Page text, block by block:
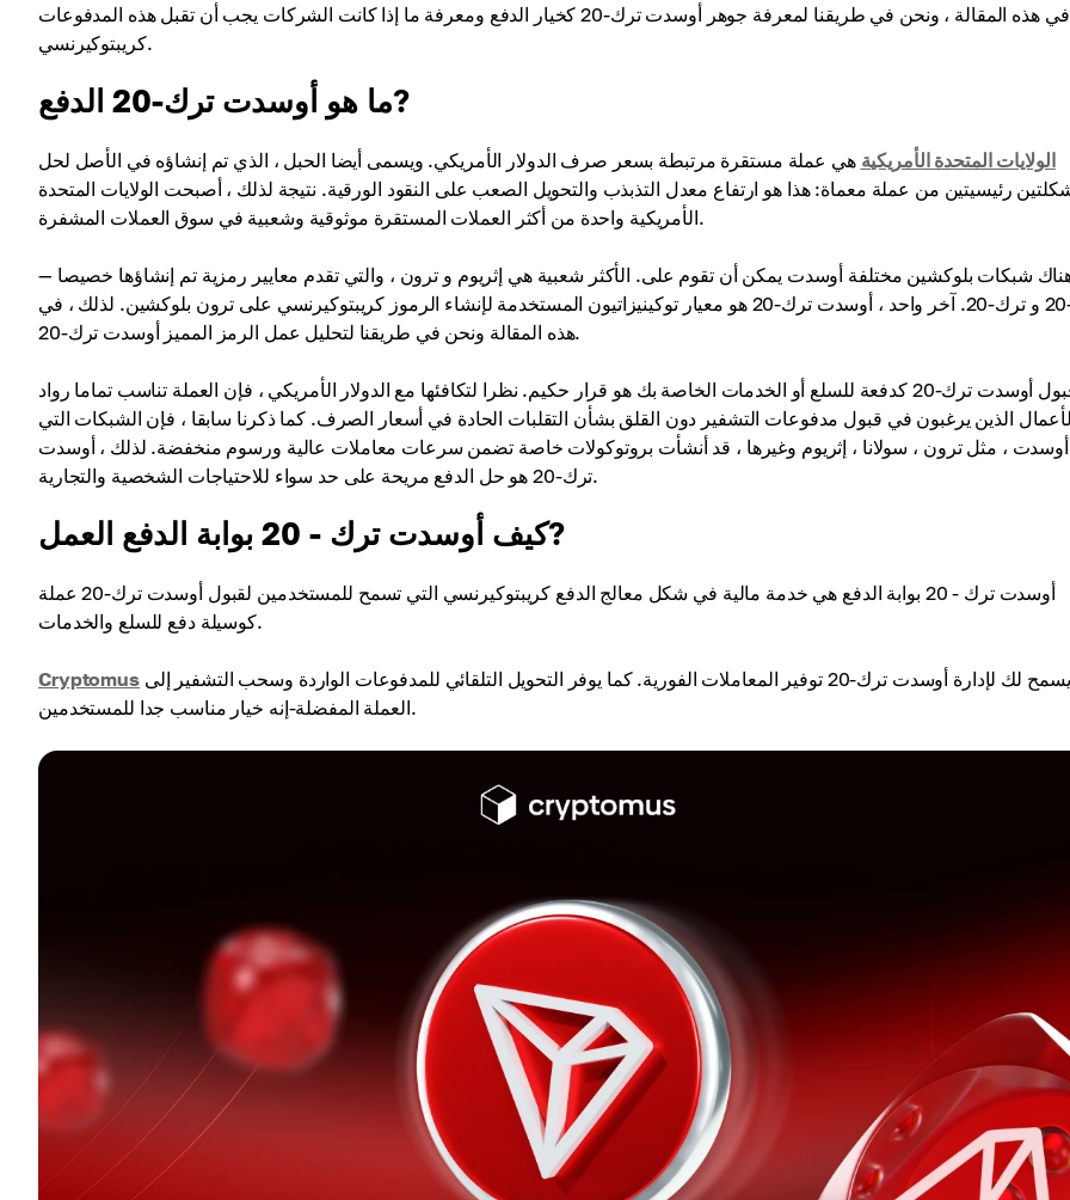
في هذه المقالة ، ونحن في طريقنا لمعرفة جوهر أوسدت ترك-20 كخيار الدفع ومعرفة ما إذا كانت الشركات يجب أن تقبل هذه المدفوعات
كريبتوكيرنسي.
ما هو أوسدت ترك-20 الدفع?
الولايات المتحدة الأمريكية هي عملة مستقرة مرتبطة بسعر صرف الدولار الأمريكي. ويسمى أيضا الحبل ، الذي تم إنشاؤه في الأصل لحل
رئيسيتين من عملة معماة: هذا هو ارتفاع معدل التذبذب والتحويل الصعب على النقود الورقية. نتيجة لذلك ، أصبحت الولايات المتحدة
الأمريكية واحدة من أكثر العملات المستقرة موثوقية وشعبية في سوق العملات المشفرة.
شبكات بلوكشين مختلفة أوسدت يمكن أن تقوم على. الأكثر شعبية هي إثريوم و ترون ، والتي تقدم معايير رمزية تم إنشاؤها خصيصا —
إرك-20 و ترك-20. آخر واحد ، أوسدت ترك-20 هو معيار توكينيزاتيون المستخدمة لإنشاء الرموز كريبتوكيرنسي على ترون بلوكشين. لذلك ، في
هذه المقالة ونحن في طريقنا لتحليل عمل الرمز المميز أوسدت ترك-20.
قبول أوسدت ترك-20 كدفعة للسلع أو الخدمات الخاصة بك هو قرار حكيم. نظرا لتكافئها مع الدولار الأمريكي ، فإن العملة تناسب تماما رواد
الذين يرغبون في قبول مدفوعات التشفير دون القلق بشأن التقلبات الحادة في أسعار الصرف. كما ذكرنا سابقا ، فإن الشبكات التي
، مثل ترون ، سولانا ، إثريوم وغيرها ، قد أنشأت بروتوكولات خاصة تضمن سرعات معاملات عالية ورسوم منخفضة. لذلك ، أوسدت
ترك-20 هو حل الدفع مريحة على حد سواء للاحتياجات الشخصية والتجارية.
كيف أوسدت ترك - 20 بوابة الدفع العمل?
أوسدت ترك - 20 بوابة الدفع هي خدمة مالية في شكل معالج الدفع كريبتوكيرنسي التي تسمح للمستخدمين لقبول أوسدت ترك-20 عملة
كوسيلة دفع للسلع والخدمات.
Cryptomusيسمح لك لإدارة أوسدت ترك-20 توفير المعاملات الفورية. كما يوفر التحويل التلقائي للمدفوعات الواردة وسحب التشفير إلى
العملة المفضلة-إنه خيار مناسب جدا للمستخدمين.